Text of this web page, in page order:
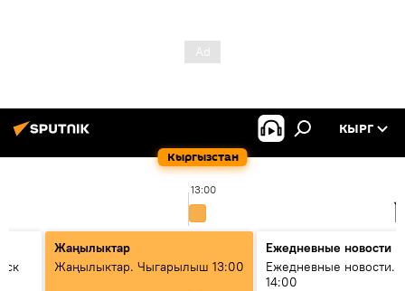
Кыргызстан
КЫРГ
13:00
Жаңылыктар
Жаңылыктар. Чыгарылыш 13:00
Ежедневные новости
Ежедневные новости.
14:00